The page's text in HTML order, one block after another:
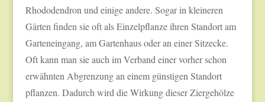
Rhododendron und einige andere. Sogar in kleineren
Gärten finden sie oft als Einzelpflanze ihren Standort am
Garteneingang, am Gartenhaus oder an einer Sitzecke.
Oft kann man sie auch im Verband einer vorher schon
erwähnten Abgrenzung an einem günstigen Standort
pflanzen. Dadurch wird die Wirkung dieser Ziergehölze